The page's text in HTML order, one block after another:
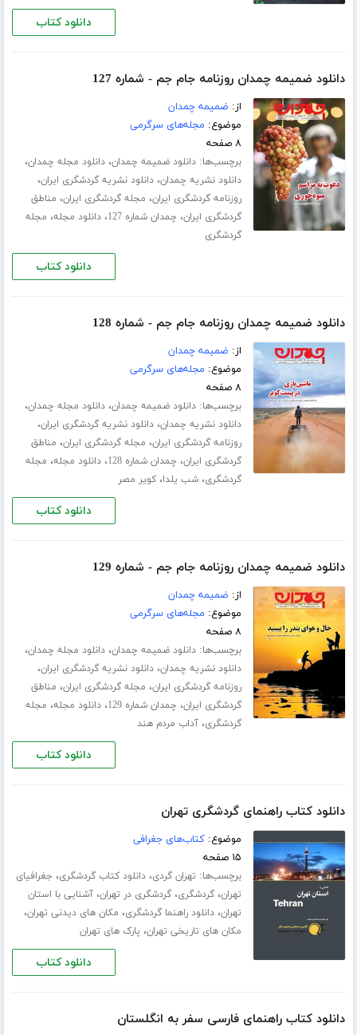
دانلود کتاب
دانلود ضمیمه چمدان روزنامه جام جم - شماره 127
از: ضمیمه چمدان
موضوع: مجله‌های سرگرمی
۸ صفحه
برچسب‌ها:دانلود ضمیمه چمدان،دانلود مجله چمدان،
دانلود نشریه چمدان،دانلود نشریه گردشگری ایران،
روزنامه گردشگری ایران، مجله گردشگری ایران، مناطق
گردشگری ایران، چمدان شماره 127 ،دانلود مجله، مجله
گردشگری
دانلود کتاب
دانلود ضمیمه چمدان روزنامه جام جم - شماره 128
از: ضمیمه چمدان
موضوع: مجله‌های سرگرمی
۸ صفحه
برچسب‌ها:دانلود ضمیمه چمدان،دانلود مجله چمدان،
دانلود نشریه چمدان،دانلود نشریه گردشگری ایران،
روزنامه گردشگری ایران، مجله گردشگری ایران، مناطق
گردشگری ایران، چمدان شماره 128 ،دانلود مجله، مجله
گردشگری،شب یلدا،کویر مصر
دانلود کتاب
دانلود ضمیمه چمدان روزنامه جام جم - شماره 129
از: ضمیمه چمدان
موضوع: مجله‌های سرگرمی
۸ صفحه
برچسب‌ها:دانلود ضمیمه چمدان،دانلود مجله چمدان،
دانلود نشریه چمدان،دانلود نشریه گردشگری ایران،
روزنامه گردشگری ایران، مجله گردشگری ایران، مناطق
گردشگری ایران، چمدان شماره 129 ،دانلود مجله، مجله
گردشگری،آداب مردم هند
دانلود کتاب
دانلود کتاب راهنمای گردشگری تهران
موضوع:کتاب‌های جغرافی
۱۵ صفحه
برچسب‌ها: تهران گردی،دانلود کتاب گردشگری، جغرافیای
تهران،گردشگری،گردشگری در تهران،آشنایی با استان
تهران،دانلود راهنما گردشگری، مکان های دیدنی تهران،
مکان های تاریخی تهران، پارک های تهران
دانلود کتاب
دانلود کتاب راهنمای فارسی سفر به انگلستان